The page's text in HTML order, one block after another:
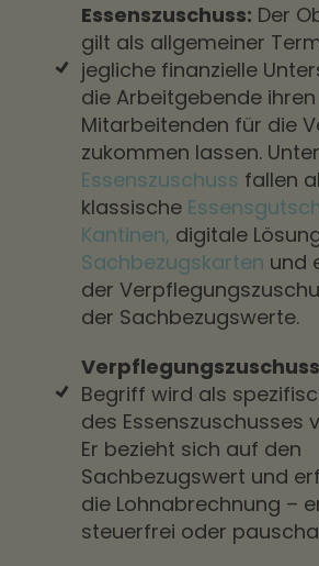
Essenszuschuss: Der
gilt als allgemeiner
jegliche finanzielle
die Arbeitgebende ihren
Mitarbeitenden für die
zukommen lassen.
Essenszuschuss fallen
klassische
Kantinen, digitale
Sachbezugskarten und
der
der Sachbezugswerte.
Begriff wird als
des Essenszuschusses
Er bezieht sich auf den
Sachbezugswert und
die Lohnabrechnung –
steuerfrei oder